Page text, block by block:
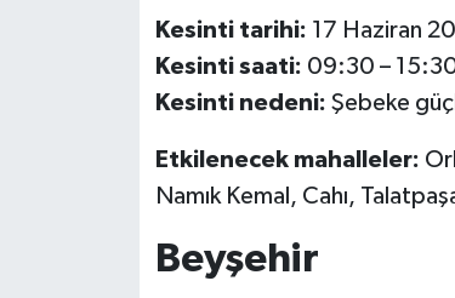
Kesinti tarihi: 17 Haziran
Kesinti saati: 09:30 –
Kesinti nedeni: Şebeke
Etkilenecek mahalleler:
Namık Kemal, Cahı,
Beyşehir